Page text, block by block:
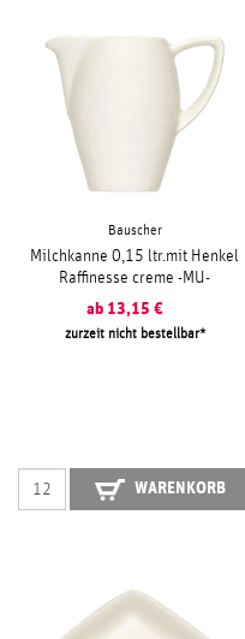
Bauscher
Milchkanne 0,15 ltr.mit Henkel
Raffinesse creme -MU-
ab 13,15 €
zurzeit nicht bestellbar
WARENKORB